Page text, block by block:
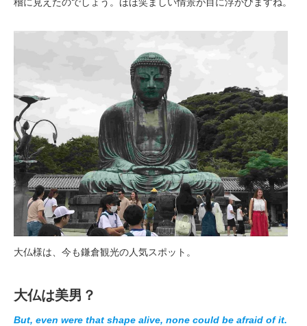
大仏様は、今も鎌倉観光の人気スポット。
大仏は美男？
But, even were that shape alive, none could be afraid of it.